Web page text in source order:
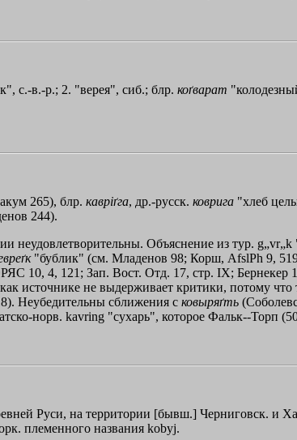
с.-в.-р.; 2. "верея", сиб.; блр. коґварат
265), блр. каврiґга, др.-русск. коврига "хлеб
244).
неудовлетворительны. Объяснение из тур.
"бублик" (см. Младенов 98; Корш, AfslPh 9,
10, 4, 121; Зап. Вост. Отд. 17, стр. IХ;
источнике не выдерживает критики, потому
Неубедительны сближения с ковыряґть
норв. kavring "сухарь", которое Фальк--Торп
Руси, на территории [бывш.] Черниговск. и
племенного названия kobyj.